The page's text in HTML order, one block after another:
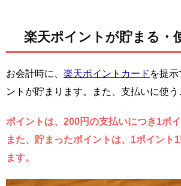
楽天ポイントが貯まる・
お会計時に、 楽天ポイントカード を提
ントが貯まります。また、支払いに使う
ポイントは、200円の支払いにつき1ポイ
また、貯まったポイントは、1ポイント
ます。